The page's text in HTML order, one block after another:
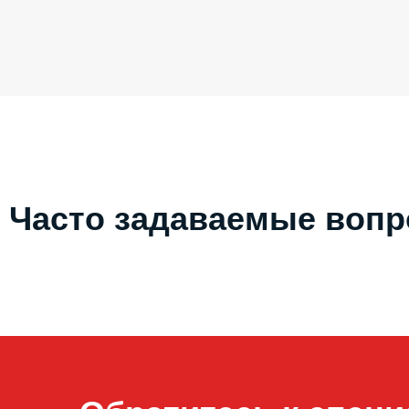
Часто задаваемые